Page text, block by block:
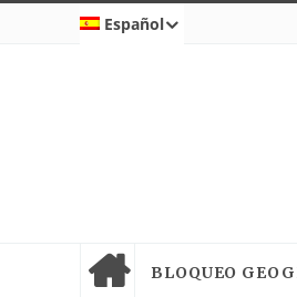
Español
BLOQUEO